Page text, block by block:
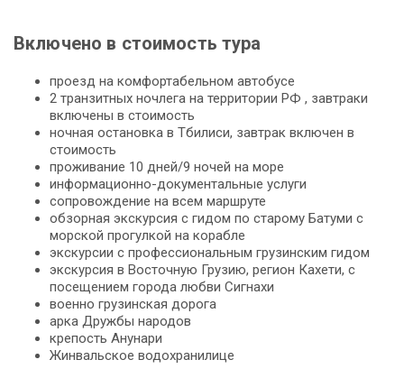
Включено в стоимость тура
проезд на комфортабельном автобусе
2 транзитных ночлега на территории РФ , завтраки
включены в стоимость
ночная остановка в Тбилиси, завтрак включен в
стоимость
проживание 10 дней/9 ночей на море
информационно-документальные услуги
сопровождение на всем маршруте
обзорная экскурсия с гидом по старому Батуми с
морской прогулкой на корабле
экскурсии с профессиональным грузинским гидом
экскурсия в Восточную Грузию, регион Кахети, с
посещением города любви Сигнахи
военно грузинская дорога
арка Дружбы народов
крепость Анунари
Жинвальское водохранилице